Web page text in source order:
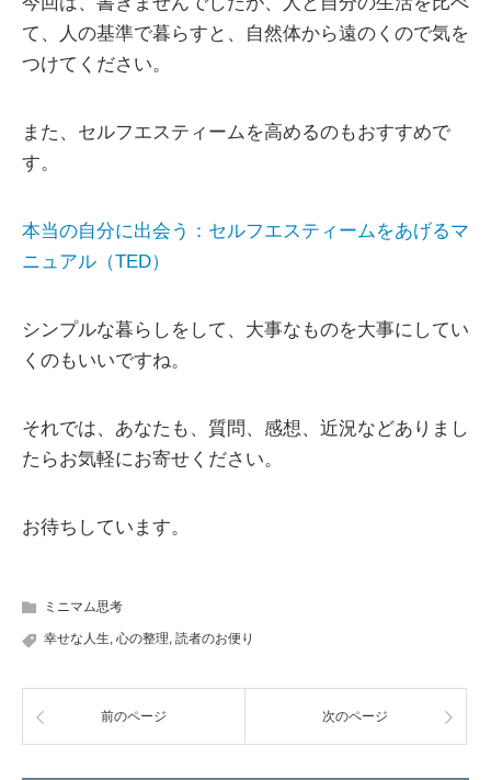
て、人の基準で暮らすと、自然体から遠のくので気を
つけてください。
また、セルフエスティームを高めるのもおすすめで
す。
本当の自分に出会う：セルフエスティームをあげるマ
ニュアル（TED）
シンプルな暮らしをして、大事なものを大事にしてい
くのもいいですね。
それでは、あなたも、質問、感想、近況などありまし
たらお気軽にお寄せください。
お待ちしています。
ミニマム思考
幸せな人生, 心の整理, 読者のお便り
前のページ 次のページ